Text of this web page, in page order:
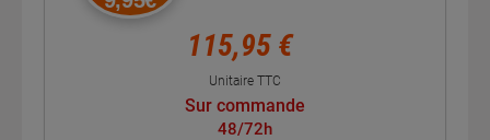
115,95 €
Unitaire TTC
Sur commande
48/72h